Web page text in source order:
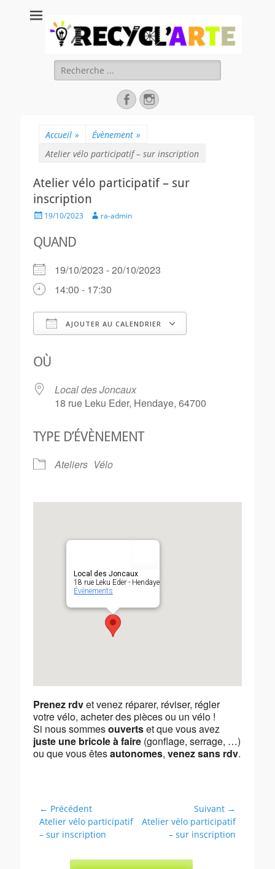
Recycl'Arte, faire
soi-même et
réduire les
déchets
Rechercher :
FacebookInstagram
Accueil » Évènement »
Atelier vélo participatif – sur inscription
Atelier vélo participatif – sur
inscription
Posted19/10/2023 Authorra-admin
QUAND
19/10/2023 - 20/10/2023
14:00 - 17:30
AJOUTER AU CALENDRIER
OÙ
Local des Joncaux
18 rue Leku Eder, Hendaye, 64700
TYPE D’ÉVÈNEMENT
Ateliers Vélo
Local des Joncaux
18 rue Leku Eder - Hendaye
Évènements
Prenez rdvet venez réparer, réviser, régler
votre vélo, acheter des pièces ou un vélo !
Si nous sommesouvertset que vous avez
juste une bricole à faire (gonflage, serrage, …)
ou que vous êtesautonomes, venez sans rdv.
Navigation
de
l’article
← Précédent
Article
précédent :
Atelier vélo participatif
– sur inscription
Suivant →
Article
suivant :
Atelier vélo participatif
– sur inscription